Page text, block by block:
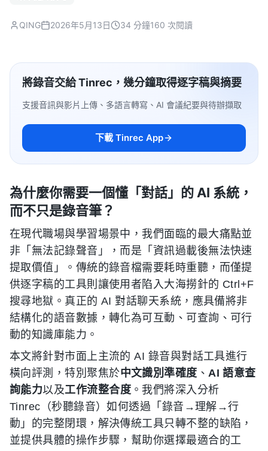
QING 2026年5月13日 34 分鐘160 次閱讀
將錄音交給 Tinrec，幾分鐘取得逐字稿與摘要
支援音訊與影片上傳、多語言轉寫、AI 會議紀要與待辦擷取
下載 Tinrec App
為什麼你需要一個懂「對話」的 AI 系統，
而不只是錄音筆？
在現代職場與學習場景中，我們面臨的最大痛點並
非「無法記錄聲音」，而是「資訊過載後無法快速
提取價值」。傳統的錄音檔需要耗時重聽，而僅提
供逐字稿的工具則讓使用者陷入大海撈針的 Ctrl+F
搜尋地獄。真正的 AI 對話聊天系統，應具備將非
結構化的語音數據，轉化為可互動、可查詢、可行
動的知識庫能力。
本文將針對市面上主流的 AI 錄音與對話工具進行
橫向評測，特別聚焦於中文識別準確度 、AI 語意查
詢能力以及工作流整合度。我們將深入分析
Tinrec（秒聽錄音）如何透過「錄音→理解→行
動」的完整閉環，解決傳統工具只轉不整的缺陷，
並提供具體的操作步驟，幫助你選擇最適合的工